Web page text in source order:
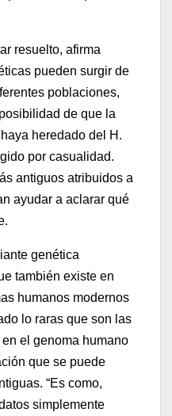
resuelto, afirma
pueden surgir de
poblaciones,
de que la
heredado del H.
por casualidad.
antiguos atribuidos a
ayudar a aclarar qué
genética
también existe en
humanos modernos
lo raras que son las
el genoma humano
que se puede
“Es como,
simplemente